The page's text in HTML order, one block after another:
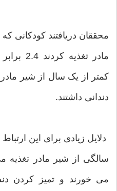
محققان دریافتند کودکانی
مادر
کمتر از یک سال از شیر مادر
دندانی داشتند.
دلایل زیادی برای این
سالگی از شیر مادر تغذیه
می خورند و تمیز کردن